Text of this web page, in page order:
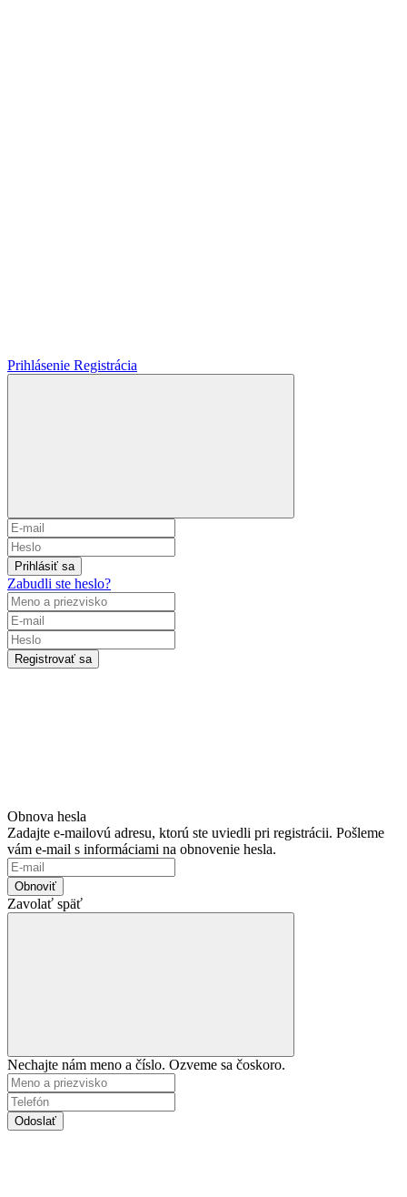
Prihlásenie Registrácia
Prihlásiť sa
Zabudli ste heslo?
Registrovať sa
Obnova hesla
Zadajte e-mailovú adresu, ktorú ste uviedli pri registrácii. Pošleme
vám e-mail s informáciami na obnovenie hesla.
Obnoviť
Zavolať späť
Nechajte nám meno a číslo. Ozveme sa čoskoro.
Odoslať